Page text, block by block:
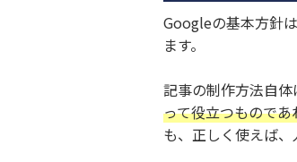
Googleの基本方針
ます。
記事の制作方法自体
って役立つもので
も、正しく使えば